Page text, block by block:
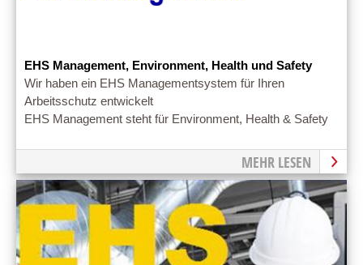
EHS Management, Environment, Health und Safety
Wir haben ein EHS Managementsystem für Ihren
Arbeitsschutz entwickelt
EHS Management steht für Environment, Health & Safety
MEHR LESEN